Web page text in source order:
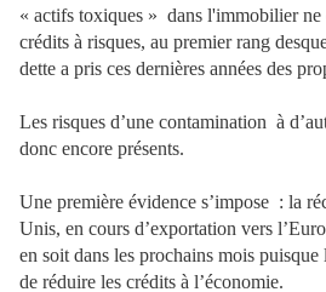
« actifs toxiques » dans l'immobilierne
crédits à risques, au premier rang
dette a pris ces dernières années des
Les risques d’une contamination à
donc encore présents.
Une première évidence s’impose : la
Unis, en cours d’exportation vers
en soit dans les prochains mois puisque
de réduire les crédits à l’économie.